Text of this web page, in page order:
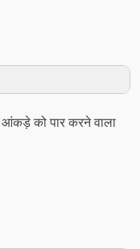
को पार करने वाला